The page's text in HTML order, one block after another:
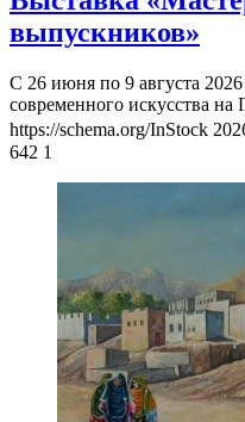
выпускников»
С 26 июня по 9 августа
современного искусства на
https://schema.org/InStock
642 1